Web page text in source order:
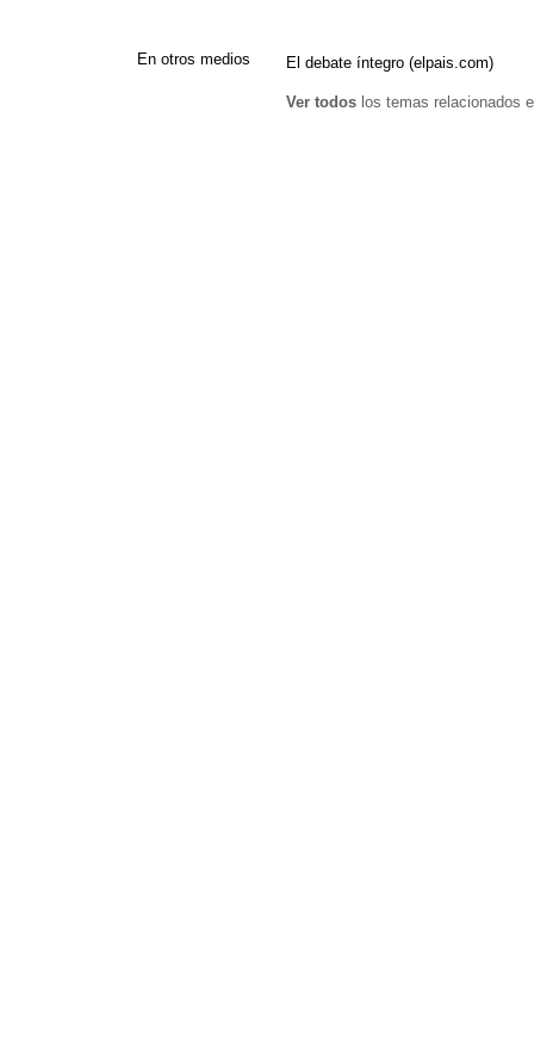
En otros medios El debate íntegro (elpais.com)
Ver todos los temas relacionados